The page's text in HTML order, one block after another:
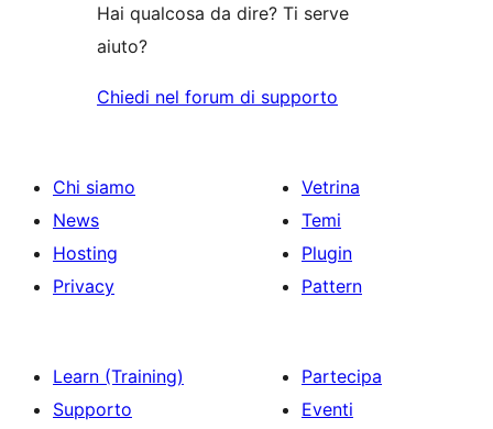
Hai qualcosa da dire? Ti serve
aiuto?
Chiedi nel forum di supporto
Chi siamo
News
Hosting
Privacy
Vetrina
Temi
Plugin
Pattern
Learn (Training)
Supporto
Partecipa
Eventi